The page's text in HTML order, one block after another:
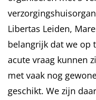
Libertas Leiden,
belangrijk dat we op
acute vraag kunnen
met vaak nog
geschikt. We zijn